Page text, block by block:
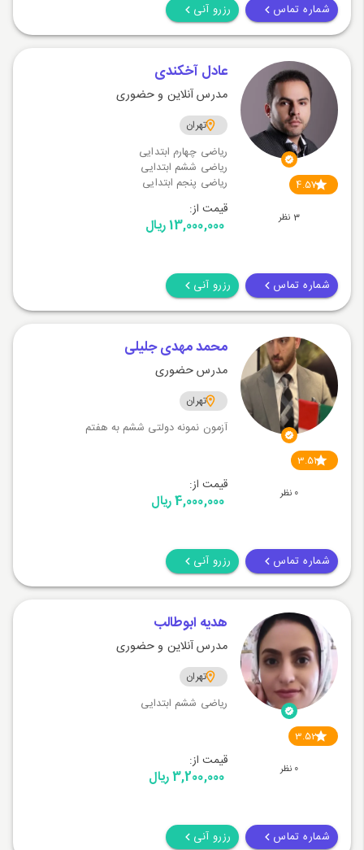
شماره تماس رزرو آنی
4.57
3 نظر
عادل آخکندی
مدرس آنلاین و حضوری
تهران
ریاضی چهارم ابتدایی
ریاضی ششم ابتدایی
ریاضی پنجم ابتدایی
قیمت از:
13,000,000 ریال
شماره تماس رزرو آنی
3.51
0 نظر
محمد مهدی جلیلی
مدرس حضوری
تهران
آزمون نمونه دولتی ششم به هفتم
قیمت از:
4,000,000 ریال
شماره تماس رزرو آنی
3.52
0 نظر
هدیه ابوطالب
مدرس آنلاین و حضوری
تهران
ریاضی ششم ابتدایی
قیمت از:
3,200,000 ریال
شماره تماس رزرو آنی